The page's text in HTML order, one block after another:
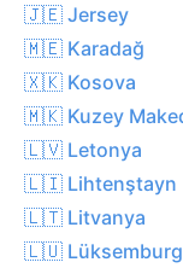
🇯🇪 Jersey
🇲🇪 Karadağ
🇽🇰 Kosova
🇲🇰 Kuzey
🇱🇻 Letonya
🇱🇮 Lihtenştayn
🇱🇹 Litvanya
🇱🇺 Lüksemburg